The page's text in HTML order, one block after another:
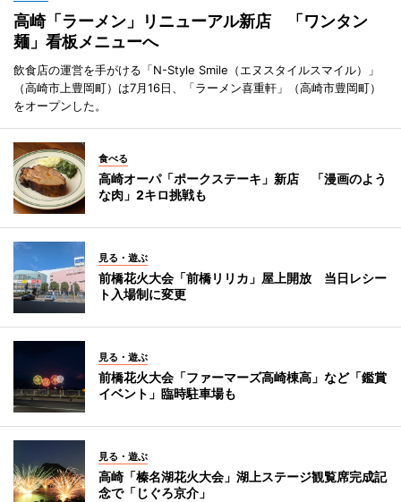
高崎「ラーメン」リニューアル新店 「ワンタン
麺」看板メニューへ
飲食店の運営を手がける「N-Style Smile（エヌスタイルスマイル）」
（高崎市上豊岡町）は7月16日、「ラーメン喜重軒」（高崎市豊岡町）
をオープンした。
食べる
高崎オーパ「ポークステーキ」新店 「漫画のよう
な肉」2キロ挑戦も
見る・遊ぶ
前橋花火大会「前橋リリカ」屋上開放 当日レシー
ト入場制に変更
見る・遊ぶ
前橋花火大会「ファーマーズ高崎棟高」など「鑑賞
イベント」臨時駐車場も
見る・遊ぶ
高崎「榛名湖花火大会」湖上ステージ観覧席完成記
念で「じぐろ京介」